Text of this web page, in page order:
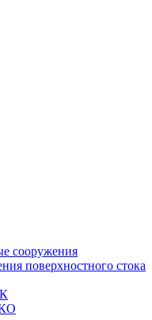
сооружения
поверхностного стока